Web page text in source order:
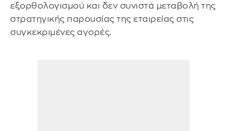
εξορθολογισμού και δεν συνιστά μεταβολή της
στρατηγικής παρουσίας της εταιρείας στις
συγκεκριμένες αγορές.